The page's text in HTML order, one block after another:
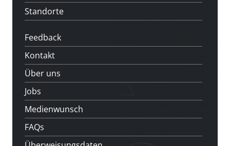
Standorte
Feedback
Kontakt
Über uns
Jobs
Medienwunsch
FAQs